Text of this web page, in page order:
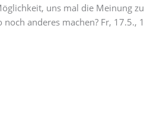
uns mal die Meinung
noch anderes machen? Fr, 17.5.,